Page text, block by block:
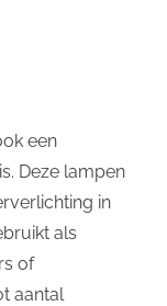
een
Deze lampen
in
als
of
aantal